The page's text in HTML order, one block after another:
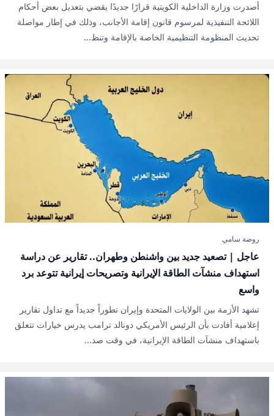
أصدرت وزارة الداخلية الكويتية قرارًا جديدًا يقضي بتعديل بعض أحكام
اللائحة التنفيذية لمرسوم قانون إقامة الأجانب، وذلك في إطار مواصلة
تحديث المنظومة التنظيمية الخاصة بالإقامة وتنظ...
روضة سامي
عاجل | تصعيد جديد بين واشنطن وطهران.. تقارير عن دراسة
استهداف منشآت الطاقة الإيرانية وتصريحات إيرانية تتوعد برد
واسع
تشهد الأزمة بين الولايات المتحدة وإيران تطوراً جديداً مع تداول تقارير
إعلامية أفادت بأن الرئيس الأمريكي دونالد ترامب يدرس خيارات تتعلق
باستهداف منشآت الطاقة الإيرانية، في وقت صد...